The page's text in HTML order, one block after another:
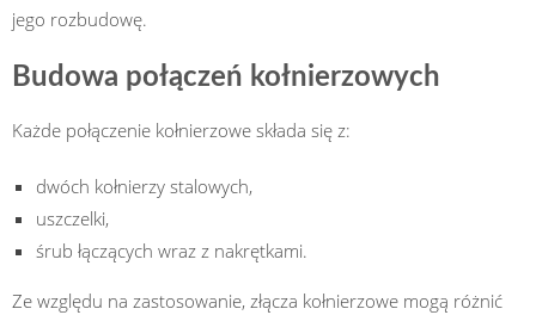
jego rozbudowę.
Budowa połączeń kołnierzowych
Każde połączenie kołnierzowe składa się z:
dwóch kołnierzy stalowych,
uszczelki,
śrub łączących wraz z nakrętkami.
Ze względu na zastosowanie, złącza kołnierzowe mogą różnić